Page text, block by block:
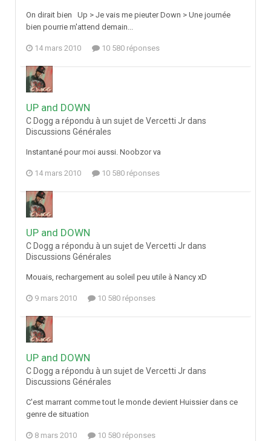
On dirait bien Up > Je vais me pieuter Down > Une journée
bien pourrie m'attend demain...
14 mars 2010 10 580 réponses
UP and DOWN
C Dogg a répondu à un sujet de Vercetti Jr dans
Discussions Générales
Instantané pour moi aussi. Noobzor va
14 mars 2010 10 580 réponses
UP and DOWN
C Dogg a répondu à un sujet de Vercetti Jr dans
Discussions Générales
Mouais, rechargement au soleil peu utile à Nancy xD
9 mars 2010 10 580 réponses
UP and DOWN
C Dogg a répondu à un sujet de Vercetti Jr dans
Discussions Générales
C'est marrant comme tout le monde devient Huissier dans ce
genre de situation
8 mars 2010 10 580 réponses